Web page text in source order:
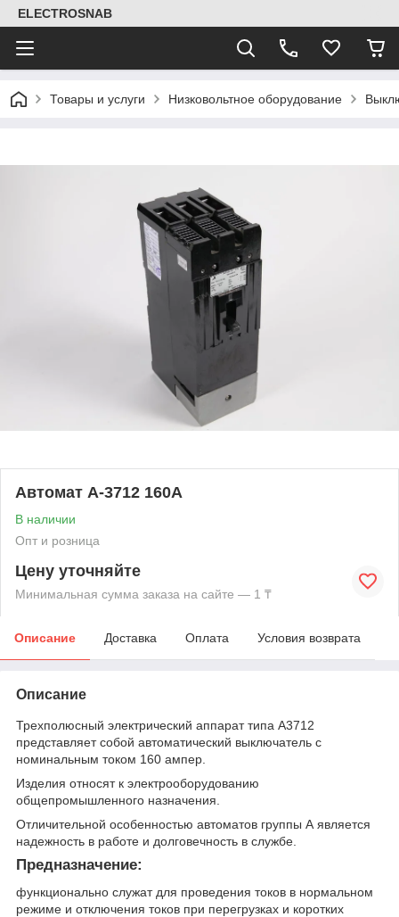
ELECTROSNAB
Товары и услуги Низковольтное оборудование
Автомат А-3712 160А
В наличии
Опт и розница
Цену уточняйте
Минимальная сумма заказа на сайте — 1 ₸
Описание Доставка Оплата Условия возврата
Описание
Трехполюсный электрический аппарат типа А3712
представляет собой автоматический выключатель с
номинальным током 160 ампер.
Изделия относят к электрооборудованию
общепромышленного назначения.
Отличительной особенностью автоматов группы А является
надежность в работе и долговечность в службе.
Предназначение:
функционально служат для проведения токов в нормальном
режиме и отключения токов при перегрузках и коротких